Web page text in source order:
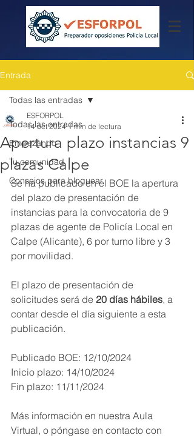
Entrada
Todas las entradas
Empezando
Tu comunidad
Consejos para bloguear
Todas las entradas
Apertura plazo instancias 9
plazas Calpe
ESFORPOL
14 oct 2024 1 min de lectura
Se ha publicado en el BOE la apertura
del plazo de presentación de
instancias para la convocatoria de 9
plazas de agente de Policía Local en
Calpe (Alicante), 6 por turno libre y 3
por movilidad.
El plazo de presentación de
solicitudes será de 20 días hábiles, a
contar desde el día siguiente a esta
publicación.
Publicado BOE: 12/10/2024
Inicio plazo: 14/10/2024
Fin plazo: 11/11/2024
Más información en nuestra Aula
Virtual, o póngase en contacto con